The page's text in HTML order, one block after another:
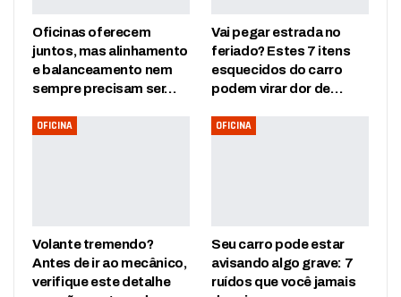
Oficinas oferecem
juntos, mas alinhamento
e balanceamento nem
sempre precisam ser…
Vai pegar estrada no
feriado? Estes 7 itens
esquecidos do carro
podem virar dor de…
OFICINA
Volante tremendo?
Antes de ir ao mecânico,
verifique este detalhe
OFICINA
Seu carro pode estar
avisando algo grave: 7
ruídos que você jamais